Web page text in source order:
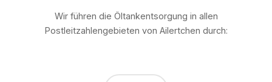
Wir führen die Öltankentsorgung in allen
Postleitzahlengebieten von Ailertchen durch: